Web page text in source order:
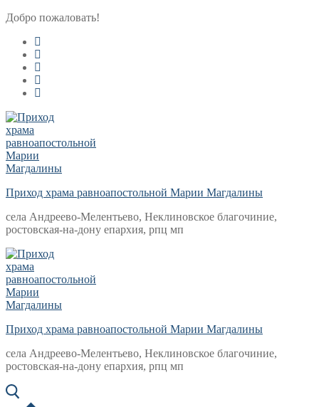
Перейти
содержимому
Меню
Закрыть
Добро пожаловать!
Приход храма равноапостольной Марии Магдалины
села Андреево-Мелентьево, Неклиновское благочиние,
ростовская-на-дону епархия, рпц мп
Приход храма равноапостольной Марии Магдалины
села Андреево-Мелентьево, Неклиновское благочиние,
ростовская-на-дону епархия, рпц мп